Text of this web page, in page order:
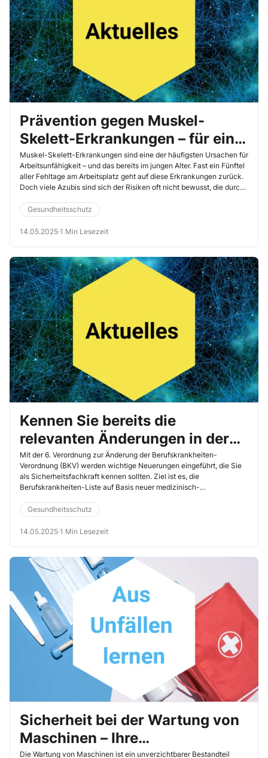
Prävention gegen Muskel-
Skelett-Erkrankungen – für eine
fitte Azubi-Generation
Muskel-Skelett-Erkrankungen sind eine der häufigsten Ursachen für
Arbeitsunfähigkeit – und das bereits im jungen Alter. Fast ein Fünftel
aller Fehltage am Arbeitsplatz geht auf diese Erkrankungen zurück.
Doch viele Azubis sind sich der Risiken oft nicht bewusst, die durch
Genau hier setzt das Präventionsprogramm „Jugend will sich-er-
leben“ (JWSL) an.
Gesundheitsschutz
14.05.2025·1 Min Lesezeit
Kennen Sie bereits die
relevanten Änderungen in der
Berufskrankheiten-Verordnung?
Mit der 6. Verordnung zur Änderung der Berufskrankheiten-
Verordnung (BKV) werden wichtige Neuerungen eingeführt, die Sie
als Sicherheitsfachkraft kennen sollten. Ziel ist es, die
Berufskrankheiten-Liste auf Basis neuer medizinisch-
basieren auf den Empfehlungen des Ärztlichen
Sachverständigenbeirates Berufskrankheiten beim
Bundesministerium für Arbeit und Soziales (BMAS).
Gesundheitsschutz
14.05.2025·1 Min Lesezeit
Sicherheit bei der Wartung von
Maschinen – Ihre
Die Wartung von Maschinen ist ein unverzichtbarer Bestandteil